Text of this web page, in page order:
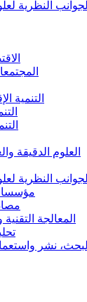
النظرية
التنمية
العلوم الدقيقة
النظرية
المعالجة
البحث، نشر